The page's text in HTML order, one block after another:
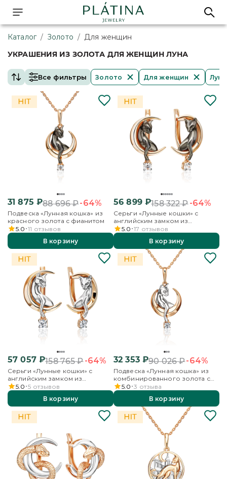
Каталог / Золото / Для женщин
УКРАШЕНИЯ ИЗ ЗОЛОТА ДЛЯ ЖЕНЩИН ЛУНА
Все фильтры Золото Для женщин Луна
31 875 ₽88 696₽-64%
Подвеска «Лунная кошка» из
красного золота с фианитом
5.0 11 отзывов
В корзину
56 899₽158 322₽-64%
Серьги «Лунные кошки» с
английским замком из
красного золота с фианитом
5.0 17 отзывов
В корзину
57 057₽158 765₽-64%
Серьги «Лунные кошки» с
английским замком из
комбинированного золота с
фианитом
5.0 5 отзывов
В корзину
32 353₽90 026₽-64%
Подвеска «Лунная кошка» из
комбинированного золота с
фианитом
5.0 3 отзыва
В корзину